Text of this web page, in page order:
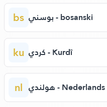
bs بوسني - bosanski
ku كردي - Kurdî
nl هولندي - Nederlands